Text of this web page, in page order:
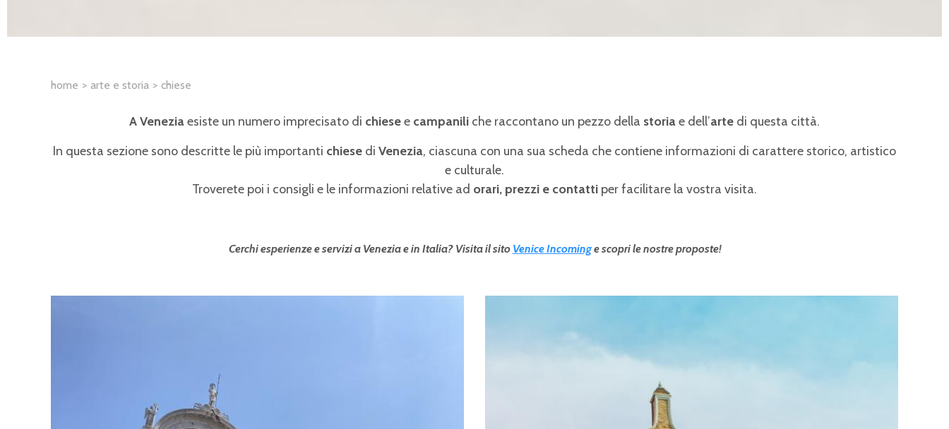
home arte e storia chiese
A Veneziaesiste un numero imprecisato di chiesee campanili che raccontano un pezzo della storiae dell’arte di questa città.
In questa sezione sono descritte le più importanti chiese di Venezia, ciascuna con una sua scheda che contiene informazioni di carattere storico, artistico
e culturale.
Troverete poi i consigli e le informazioni relative ad orari, prezzi e contatti per facilitare la vostra visita.
Cerchi esperienze e servizi a Venezia e in Italia? Visita il sito Venice Incominge scopri le nostre proposte!